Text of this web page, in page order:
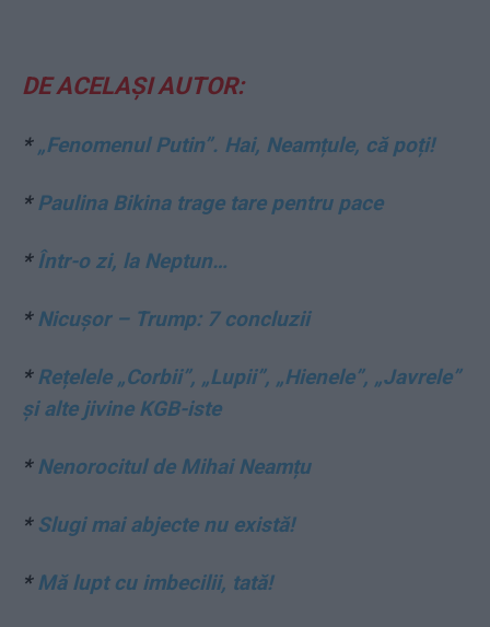
DE ACELAȘI AUTOR:
*„Fenomenul Putin”. Hai, Neamțule, că poți!
*Paulina Bikina trage tare pentru pace
* Într-o zi, la Neptun…
*Nicușor – Trump: 7 concluzii
*Rețelele „Corbii”, „Lupii”, „Hienele”, „Javrele”
și alte jivine KGB-iste
*Nenorocitul de Mihai Neamțu
* Slugi mai abjecte nu există!
*Mă lupt cu imbecilii, tată!